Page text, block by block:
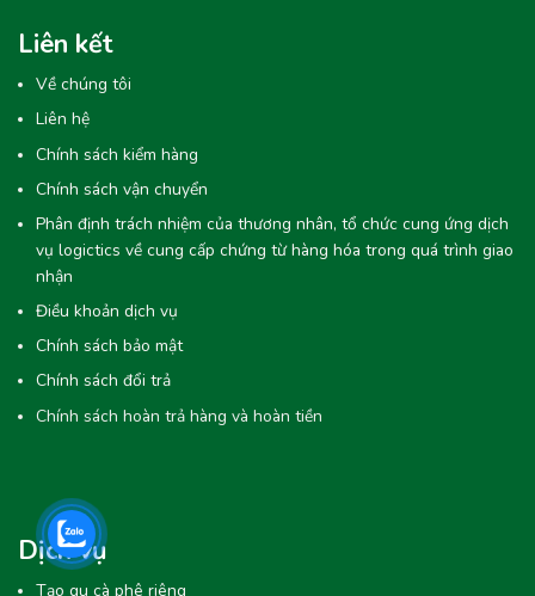
Liên kết
Về chúng tôi
Liên hệ
Chính sách kiểm hàng
Chính sách vận chuyển
Phân định trách nhiệm của thương nhân, tổ chức cung ứng dịch
vụ logictics về cung cấp chứng từ hàng hóa trong quá trình giao
nhận
Điều khoản dịch vụ
Chính sách bảo mật
Chính sách đổi trả
Chính sách hoàn trả hàng và hoàn tiền
Dịch vụ
Tạo gu cà phê riêng